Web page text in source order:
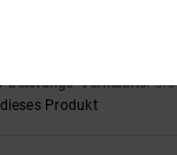
Leistungs-Verhältnis: 5/5
Produkt